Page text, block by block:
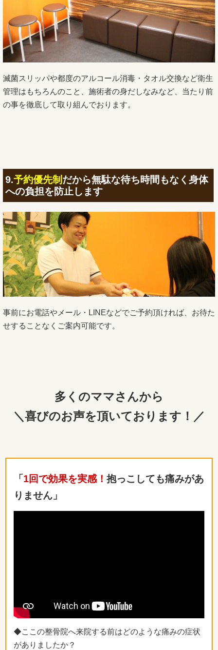
滅菌スリッパや都度のアルコール消毒・タオル交換など衛生
管理はもちろんのこと、施術者の身だしなみなど、当たり前
の事を徹底して取り組んでおります。
9.予約優先制 だから無駄な待ち時間もなく身体
への負担を防止します
事前にお電話やメール・LINEなどでご予約頂ければ、お待た
せすることなくご案内可能です。
多くのママさんから
＼喜びのお声を頂いております！／
「 1回で効果を実感！ 抱っこしても痛みがあ
りません」
◆ここの整骨院へ来院する前はどのような痛みの症状
がありましたか？